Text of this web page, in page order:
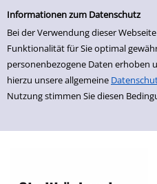
Einfache Suche
Informationen zum Datenschutz
Bei der Verwendung dieser
Funktionalität für Sie optimal
personenbezogene Daten erhoben
hierzu unsere allgemeine
Nutzung stimmen Sie diesen
zur Navigation springen
zum Inhalt springen
Zur Detailanzeige springen